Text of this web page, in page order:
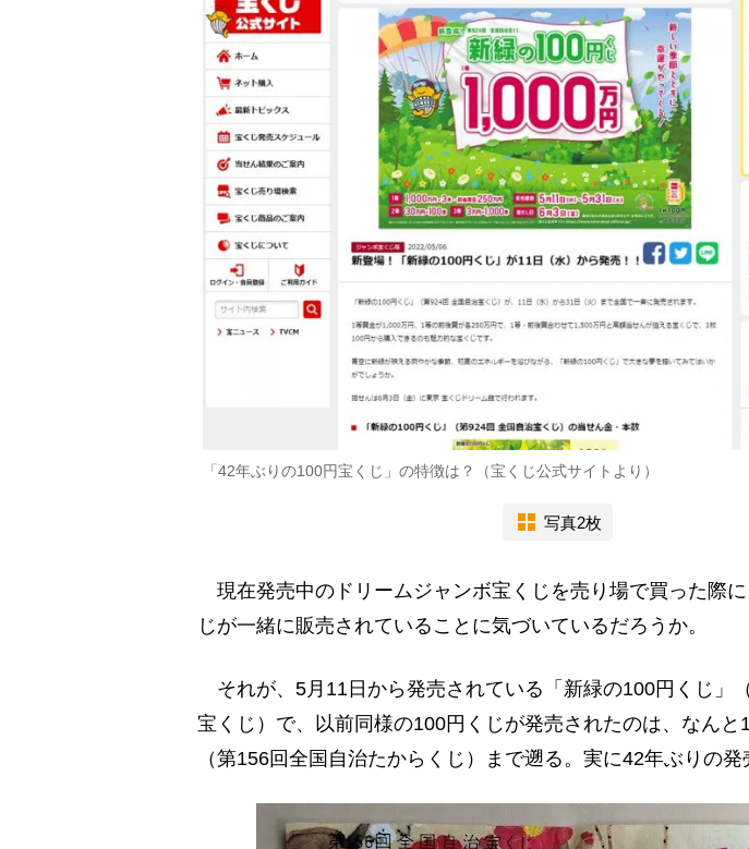
「42年ぶりの100円宝くじ」の特徴は？（宝くじ公式サイトより）
写真2枚
現在発売中のドリームジャンボ宝くじを売り場で買った際に
じが一緒に販売されていることに気づいているだろうか。
それが、5月11日から発売されている「新緑の100円くじ」
宝くじ）で、以前同様の100円くじが発売されたのは、なんと
（第156回全国自治たからくじ）まで遡る。実に42年ぶりの発